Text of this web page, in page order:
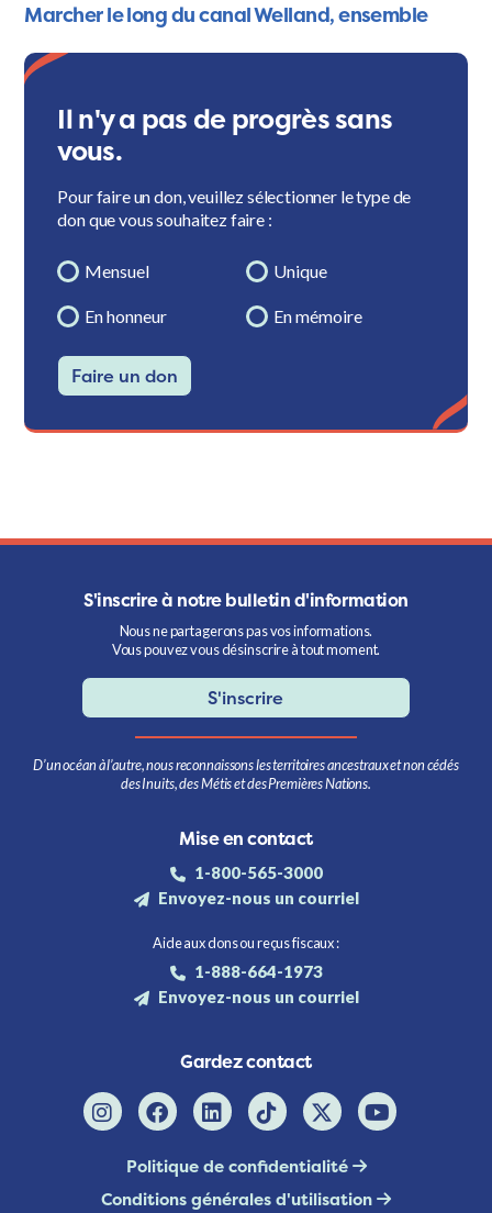
Marcher le long du canal Welland, ensemble
Il n'y a pas de progrès sans
vous.
Pour faire un don, veuillez sélectionner le type de
don que vous souhaitez faire :
Mensuel Unique
En honneur En mémoire
Faire un don
S'inscrire à notre bulletin d'information
Nous ne partagerons pas vos informations.
Vous pouvez vous désinscrire à tout moment.
S'inscrire
D’un océan à l’autre, nous reconnaissons les territoires ancestraux et non cédés
des Inuits, des Métis et des Premières Nations.
Mise en contact
1-800-565-3000
Envoyez-nous un courriel
Aide aux dons ou reçus fiscaux :
1-888-664-1973
Envoyez-nous un courriel
Gardez contact
Politique de confidentialité
Conditions générales d'utilisation